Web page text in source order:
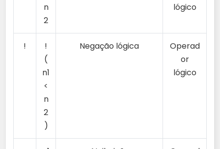
n
2
lógico
!
!
(
n1
<
n
2
)
Negação lógica
Operad
or
lógico